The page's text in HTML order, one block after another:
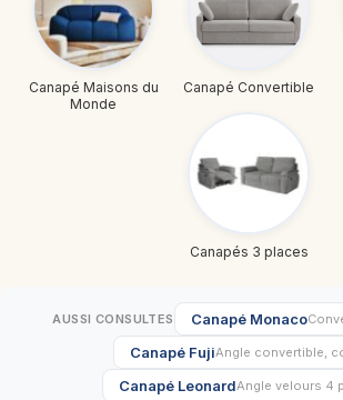
Canapé Maisons du
Monde
Canapé Convertible
Canapés 3 places
AUSSI CONSULTES Canapé Monaco
Canapé FujiAngle convertible,
Canapé LeonardAngle velours 4